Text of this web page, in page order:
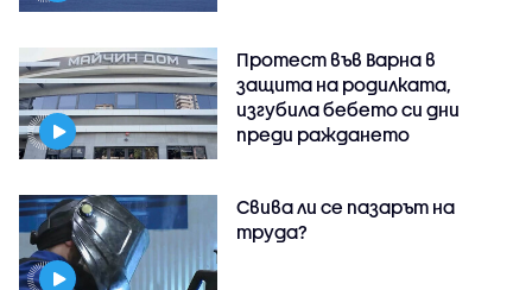
Протест във Варна в
защита на родилката,
изгубила бебето си дни
преди раждането
Свива ли се пазарът на
труда?